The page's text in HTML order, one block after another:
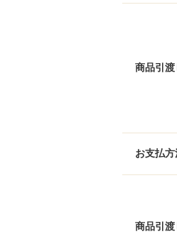
商品引渡
お支払方
商品引